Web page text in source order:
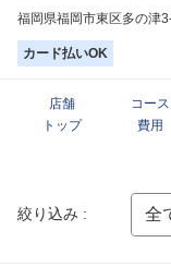
福岡県福岡市東区多の津
カード払いOK
店舗
トップ
コース
費用
絞り込み :